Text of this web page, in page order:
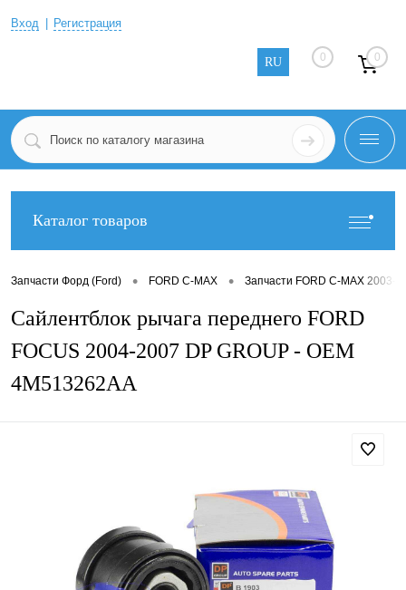
Вход Регистрация
RU 0 0
Каталог товаров
Запчасти Форд (Ford) • FORD C-MAX • Запчасти FORD C-MAX 2003-
Сайлентблок рычага переднего FORD
FOCUS 2004-2007 DP GROUP - OEM
4M513262AA